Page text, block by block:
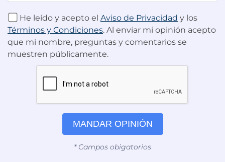
He leído y acepto el Aviso de Privacidad y los
Términos y Condiciones. Al enviar mi opinión acepto
que mi nombre, preguntas y comentarios se
muestren públicamente.
MANDAR OPINIÓN
* Campos obigatorios